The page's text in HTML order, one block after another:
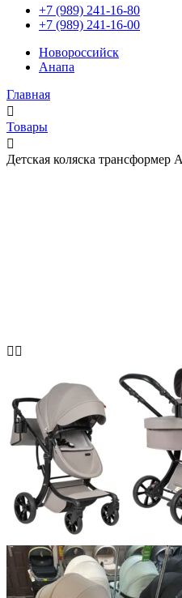
+7 (989) 241-16-80
+7 (989) 241-16-00
Новороссийск
Анапа
Главная
Товары
Детская коляска трансформер